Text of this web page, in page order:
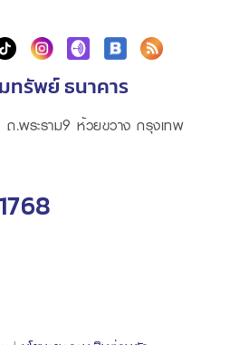
ทรัพย์ ธนาคาร
.พระราม9 ห้วยขวาง กรุงเทพ